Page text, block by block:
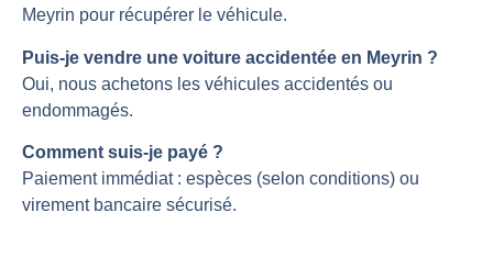
Meyrin pour récupérer le véhicule.
Puis-je vendre une voiture accidentée en Meyrin ?
Oui, nous achetons les véhicules accidentés ou
endommagés.
Comment suis-je payé ?
Paiement immédiat : espèces (selon conditions) ou
virement bancaire sécurisé.